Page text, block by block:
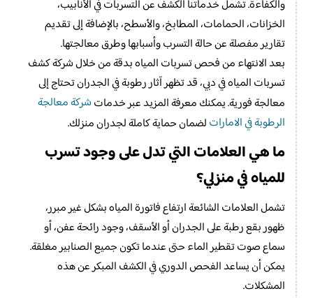
والكفاءة. تشمل خدماتنا الكشف عن التسربات في الأنابيب،
الخزانات، الحمامات، المطابخ، والأسطح، بالإضافة إلى تقديم
تقارير مفصلة عن حالة التسرب وأسبابها وطرق معالجتها.
بعد الانتهاء من فحص تسربات المياه بدقة من خلال شركة كشف
تسربات المياه في دبي، قد تظهر آثار رطوبة في الجدران تحتاج إلى
معالجة فورية. يمكنك معرفة المزيد عبر خدماتشركة معالجة
الرطوبة في الاماراتلضمان حماية كاملة لجدران منزلك.
ما هي العلامات التي تدل على وجود تسرب
للمياه في منزلي؟
تشمل العلامات الشائعة ارتفاع فاتورة المياه بشكل غير مبرر،
ظهور بقع رطبة على الجدران أو الأسقف، وجود رائحة عفن، أو
سماع صوت تقطير الماء حتى عندما تكون جميع الصنابير مغلقة.
يمكن أن يساعد الفحص الدوري في الكشف المبكر عن هذه
المشكلات.